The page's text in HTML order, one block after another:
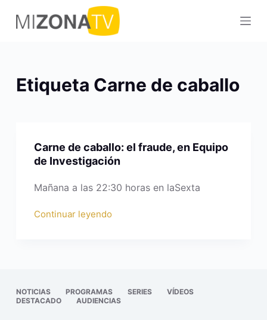
S
a
aEtiqueta Carne de caballo
Carne de caballo: el fraude, en Equipo
de Investigación
Mañana a las 22:30 horas en laSexta
Continuar leyendo
NOTICIAS PROGRAMAS SERIES
VÍDEOS
DESTACADO
AUDIENCIAS